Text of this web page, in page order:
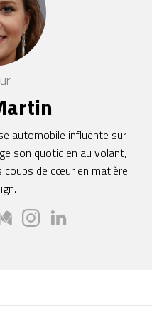
automobile influente sur
son quotidien au volant,
de cœur en matière